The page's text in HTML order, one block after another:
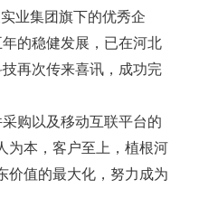
业集团旗下的优秀企
的稳健发展，已在河北
再次传来喜讯，成功完
购以及移动互联平台的
为本，客户至上，植根河
价值的最大化，努力成为